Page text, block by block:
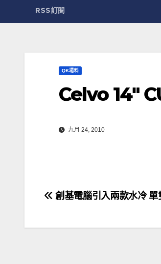
RSS訂閱
QK場料
Celvo 14″
九月 24, 2010
文創基電腦引入兩款水冷 單